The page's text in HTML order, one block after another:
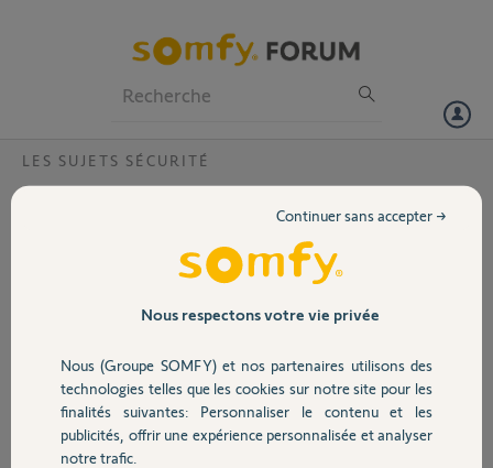
Volet
Sécurité
Domotique
LES SUJETS SÉCURITÉ
Sous domaine d’accès à distance oublié ?
J'ai oublié mes identifiants de connexion à distance, et n'arrive pas à
Eric V.
il y a plus de 2 ans
Participer au fil de discussion
Nous respectons votre vie privée
Nous (Groupe SOMFY) et nos partenaires utilisons des
technologies telles que les cookies sur notre site pour les
finalités suivantes: Personnaliser le contenu et les
publicités, offrir une expérience personnalisée et analyser
notre trafic.
Continuer sans accepter →